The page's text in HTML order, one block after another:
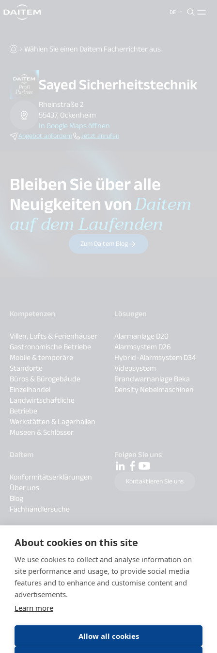
About cookies on this site
We use cookies to collect and analyse information on
site performance and usage, to provide social media
features and to enhance and customise content and
advertisements.
Learn more
Allow all cookies
DE
search.label
Wählen Sie einen Daitem Facherrichter aus
Sayed Sicherheitstechnik
Rheinstraße 2
55437, Ockenheim
In Google Maps öffnen
Angebot anfordern Jetzt anrufen
Bleiben Sie über alle
Neuigkeiten vonDaitem
auf dem Laufenden
Zum Daitem Blog
Kompetenzen
Villen, Lofts & Ferienhäuser
Gastronomische Betriebe
Mobile & temporäre
Standorte
Büros & Bürogebäude
Einzelhandel
Landwirtschaftliche
Betriebe
Werkstätten & Lagerhallen
Museen & Schlösser
Lösungen
Alarmanlage D20
Alarmsystem D26
Hybrid-Alarmsystem D34
Videosystem
Brandwarnanlage Beka
Density Nebelmaschinen
Daitem
Konformitätserklärungen
Über uns
Blog
Fachhändlersuche
Folgen Sie uns
Kontaktieren Sie uns